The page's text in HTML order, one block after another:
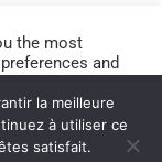
Cash
On
Delivery
PRODUITS NEUFS
the most
and
visit "Cookie
la meilleure
à utiliser ce
satisfait.